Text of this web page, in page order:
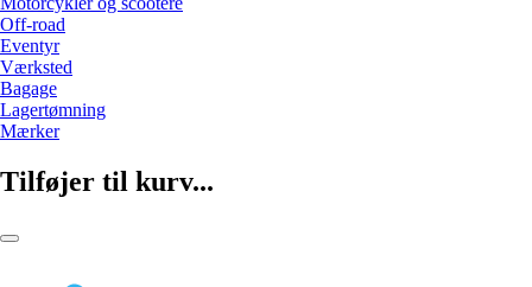
Off-road
Eventyr
Værksted
Bagage
Lagertømning
Mærker
Tilføjer til kurv...